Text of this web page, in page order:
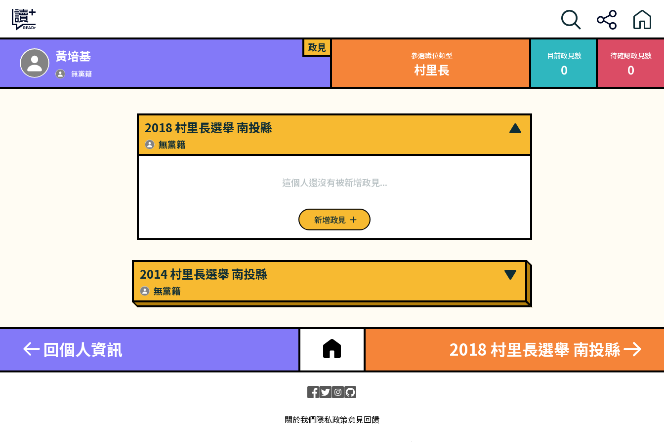
黃培基
無黨籍
政見
參選職位類型
村里長
目前政見數
0
待確認政見數
0
2018 村里長選舉 南投縣
無黨籍
這個人還沒有被新增政見...
新增政見
2014 村里長選舉 南投縣
無黨籍
回個人資訊 2018 村里長選舉 南投縣
關於我們隱私政策意見回饋